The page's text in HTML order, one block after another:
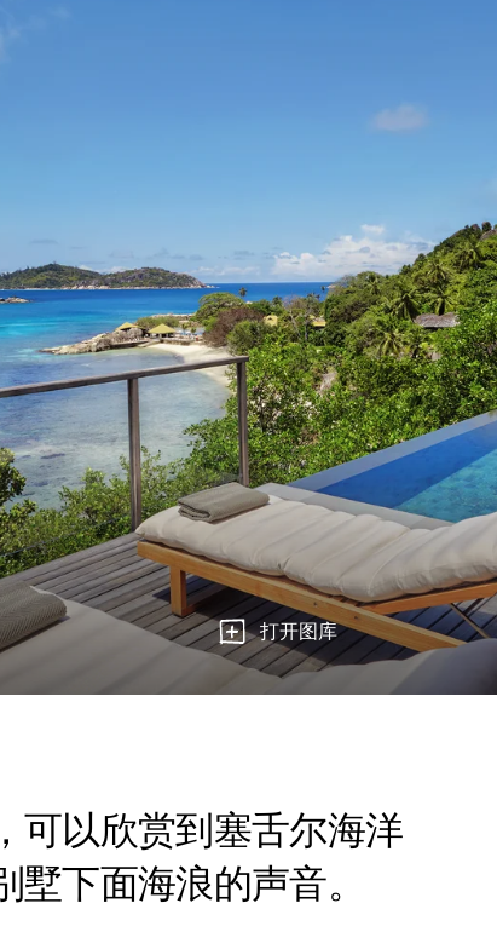
打开图库
可以欣赏到塞舌尔海洋
下面海浪的声音。